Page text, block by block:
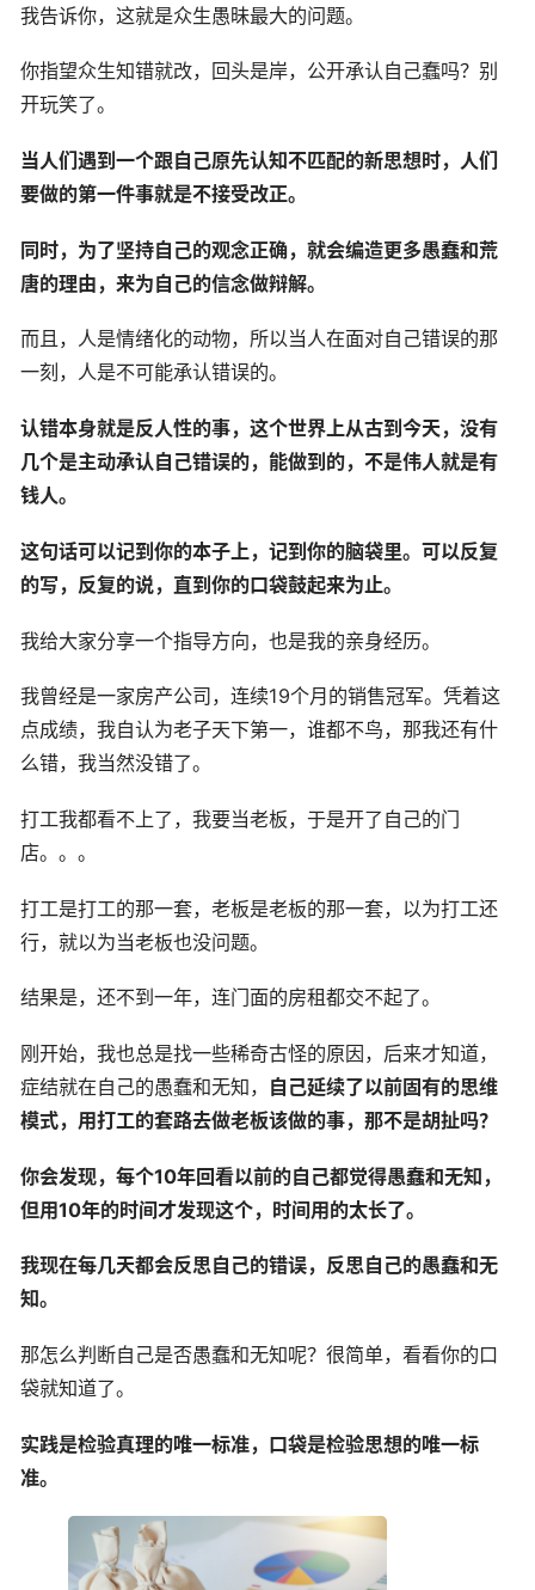
我告诉你，这就是众生愚昧最大的问题。
你指望众生知错就改，回头是岸，公开承认自己蠢吗？别
开玩笑了。
当人们遇到一个跟自己原先认知不匹配的新思想时，人们
要做的第一件事就是不接受改正。
同时，为了坚持自己的观念正确，就会编造更多愚蠢和荒
唐的理由，来为自己的信念做辩解。
而且，人是情绪化的动物，所以当人在面对自己错误的那
一刻，人是不可能承认错误的。
认错本身就是反人性的事，这个世界上从古到今天，没有
几个是主动承认自己错误的，能做到的，不是伟人就是有
钱人。
这句话可以记到你的本子上，记到你的脑袋里。可以反复
的写，反复的说，直到你的口袋鼓起来为止。
我给大家分享一个指导方向，也是我的亲身经历。
我曾经是一家房产公司，连续19个月的销售冠军。凭着这
点成绩，我自认为老子天下第一，谁都不鸟，那我还有什
么错，我当然没错了。
打工我都看不上了，我要当老板，于是开了自己的门
店。。。
打工是打工的那一套，老板是老板的那一套，以为打工还
行，就以为当老板也没问题。
结果是，还不到一年，连门面的房租都交不起了。
刚开始，我也总是找一些稀奇古怪的原因，后来才知道，
症结就在自己的愚蠢和无知， 自己延续了以前固有的思维
模式，用打工的套路去做老板该做的事，那不是胡扯吗？
你会发现，每个10年回看以前的自己都觉得愚蠢和无知，
但用10年的时间才发现这个，时间用的太长了。
我现在每几天都会反思自己的错误，反思自己的愚蠢和无
知。
那怎么判断自己是否愚蠢和无知呢？很简单，看看你的口
袋就知道了。
实践是检验真理的唯一标准，口袋是检验思想的唯一标
准。